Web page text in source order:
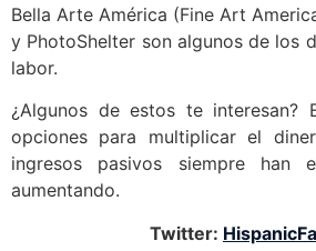
Bella Arte América (Fine Art
y PhotoShelter son algunos de los
labor.
¿Algunos de estos te interesan?
opciones para multiplicar el
ingresos pasivos siempre han
aumentando.
Twitter: